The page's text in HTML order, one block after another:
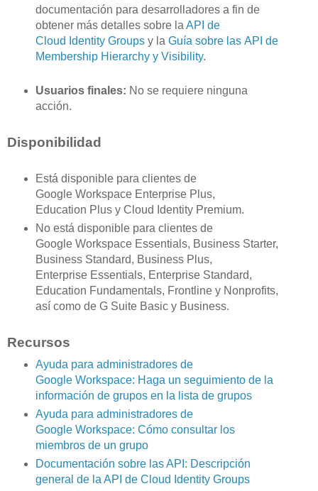
documentación para desarrolladores a fin de
obtener más detalles sobre la API de
Cloud Identity Groupsy la Guía sobre las API de
Membership Hierarchy y Visibility.
Usuarios finales: No se requiere ninguna
acción.
Disponibilidad
Está disponible para clientes de
Google Workspace Enterprise Plus,
Education Plus y Cloud Identity Premium.
No está disponible para clientes de
Google Workspace Essentials, Business Starter,
Business Standard, Business Plus,
Enterprise Essentials, Enterprise Standard,
Education Fundamentals, Frontline y Nonprofits,
así como de G Suite Basic y Business.
Recursos
Ayuda para administradores de
Google Workspace: Haga un seguimiento de la
información de grupos en la lista de grupos
Ayuda para administradores de
Google Workspace: Cómo consultar los
miembros de un grupo
Documentación sobre las API: Descripción
general de la API de Cloud Identity Groups